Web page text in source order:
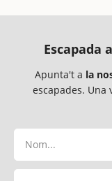
Escapada
Apunta't a la
escapades. Una